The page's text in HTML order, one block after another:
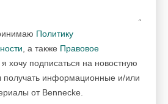
Политику
, а также Правовое
я хочу подписаться на новостную
получать информационные и/или
от Bennecke.